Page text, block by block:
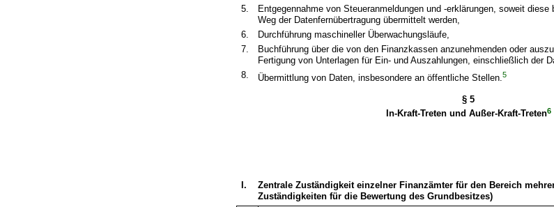
5.
Entgegennahme von Steueranmeldungen und -erklärungen, soweit
Weg der Datenfernübertragung übermittelt werden,
6.
Durchführung maschineller Überwachungsläufe,
7.
Buchführung über die von den Finanzkassen anzunehmenden oder
Fertigung von Unterlagen für Ein- und Auszahlungen, einschließlich der
8.
Übermittlung von Daten, insbesondere an öffentliche Stellen.5
§ 5
In-Kraft-Treten und Außer-Kraft-Treten6
I.
Zentrale Zuständigkeit einzelner Finanzämter für den Bereich
Zuständigkeiten für die Bewertung des Grundbesitzes)